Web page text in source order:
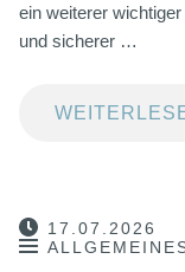
ein weiterer
und sicherer …
17.07.2026